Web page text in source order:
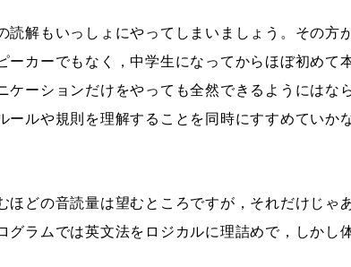
読解もいっしょにやってしまいましょう。その方
ーカーでもなく，中学生になってからほぼ初めて
ケーションだけをやっても全然できるようにはな
ールや規則を理解することを同時にすすめていか
どの音読量は望むところですが，それだけじゃ
ラムでは英文法をロジカルに理詰めで，しかし